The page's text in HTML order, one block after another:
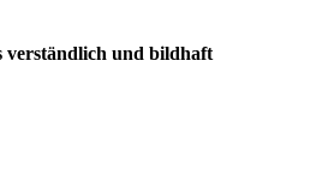
verständlich und bildhaft